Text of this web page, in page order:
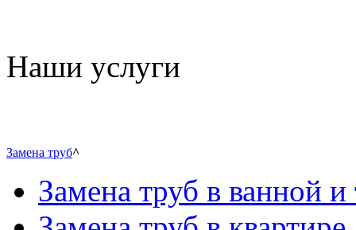
Наши услуги
Замена труб^
Замена труб в ванной и